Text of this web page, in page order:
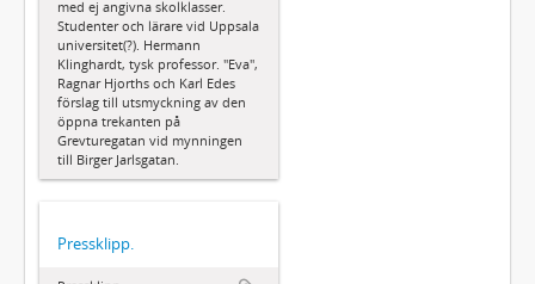
med ej angivna skolklasser.
Studenter och lärare vid Uppsala
universitet(?). Hermann
Klinghardt, tysk professor. "Eva",
Ragnar Hjorths och Karl Edes
förslag till utsmyckning av den
öppna trekanten på
Grevturegatan vid mynningen
till Birger Jarlsgatan.
Pressklipp.